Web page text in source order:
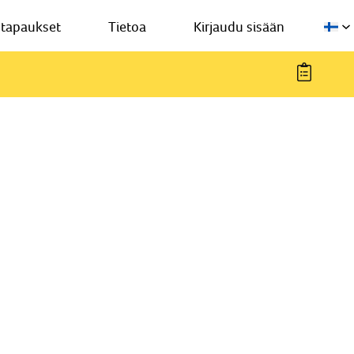
Tietoa Kirjaudu sisään